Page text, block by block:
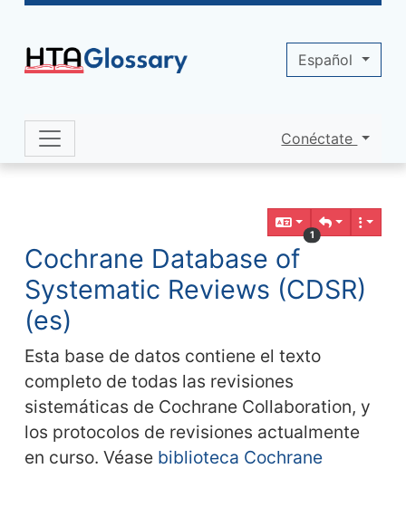
Navigation and related functionality
1
Cochrane Database of
Systematic Reviews (CDSR)
(es)
Esta base de datos contiene el texto
completo de todas las revisiones
sistemáticas de Cochrane Collaboration, y
los protocolos de revisiones actualmente
en curso. Véase biblioteca Cochrane
Site identity, navigation, etc.
Conéctate
Español